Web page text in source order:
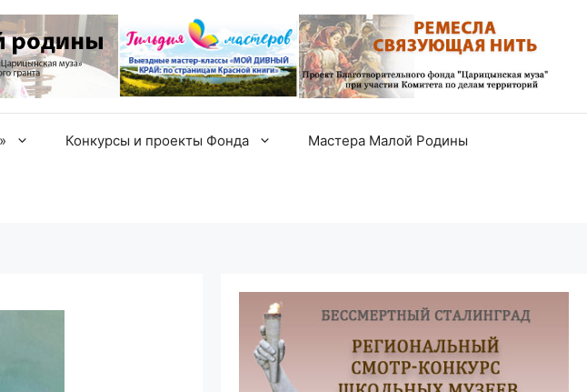
Конкурсы и проекты Фонда Мастера Малой Родины